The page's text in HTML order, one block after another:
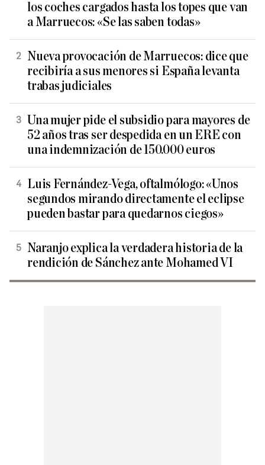
los coches cargados hasta los topes que van
a Marruecos: «Se las saben todas»
Nueva provocación de Marruecos: dice que
recibiría a sus menores si España levanta
trabas judiciales
Una mujer pide el subsidio para mayores de
52 años tras ser despedida en un ERE con
una indemnización de 150.000 euros
Luis Fernández-Vega, oftalmólogo: «Unos
segundos mirando directamente el eclipse
pueden bastar para quedarnos ciegos»
Naranjo explica la verdadera historia de la
rendición de Sánchez ante Mohamed VI